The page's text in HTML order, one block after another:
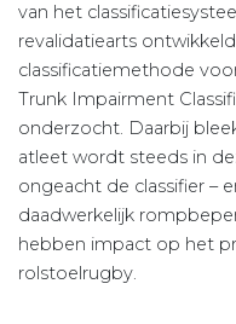
van het
revalidatiearts
classificatiemethode
Trunk Impairment
onderzocht. Daarbij
atleet wordt steeds in
ongeacht de classifier –
daadwerkelijk
hebben impact op het
rolstoelrugby.